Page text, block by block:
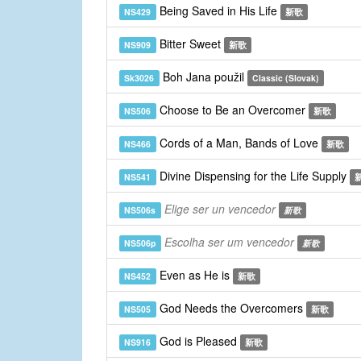
NS429 Being Saved in His Life 新歌
NS909 Bitter Sweet 新歌
Sk3026 Boh Jana použil Classic (Slovak)
NS506 Choose to Be an Overcomer 新歌
NS466 Cords of a Man, Bands of Love 新歌
NS541 Divine Dispensing for the Life Supply
NS506s Elige ser un vencedor 新歌
NS506p Escolha ser um vencedor 新歌
NS452 Even as He is 新歌
NS505 God Needs the Overcomers 新歌
NS916 God is Pleased 新歌